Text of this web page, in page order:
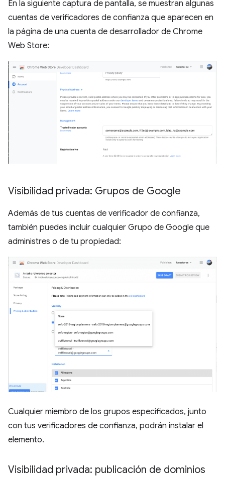
En la siguiente captura de pantalla, se muestran algunas
cuentas de verificadores de confianza que aparecen en
la página de una cuenta de desarrollador de Chrome
Web Store:
Visibilidad privada: Grupos de Google
Además de tus cuentas de verificador de confianza,
también puedes incluir cualquier Grupo de Google que
administres o de tu propiedad:
Cualquier miembro de los grupos especificados, junto
con tus verificadores de confianza, podrán instalar el
elemento.
Visibilidad privada: publicación de dominios